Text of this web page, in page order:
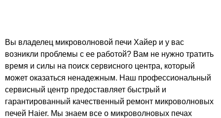
Вы владелец микроволновой печи Хайер и у вас
возникли проблемы с ее работой? Вам не нужно тратить
время и силы на поиск сервисного центра, который
может оказаться ненадежным. Наш профессиональный
сервисный центр предоставляет быстрый и
гарантированный качественный ремонт микроволновых
печей Haier. Мы знаем все о микроволновых печах